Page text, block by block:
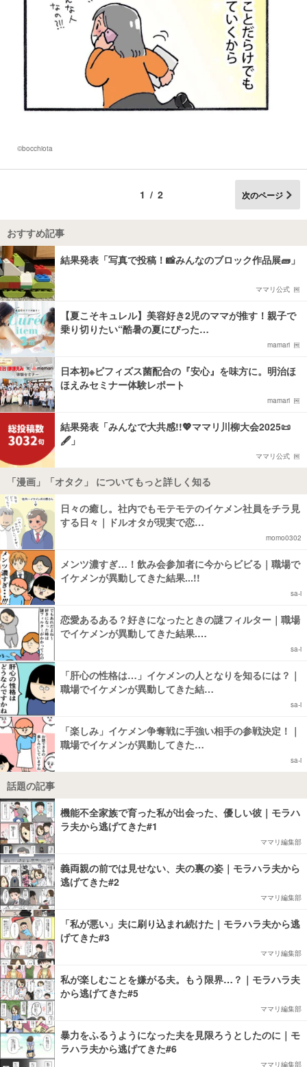
©bocchiota
1/2 次のページ
おすすめ記事
結果発表「写真で投稿！📸みんなのブロック作品展🧱」
ママリ公式
【夏こそキュレル】美容好き2児のママが推す！親子で
乗り切りたい“酷暑の夏にぴった…
mamari
日本初※ビフィズス菌配合の『安心』を味方に。明治ほ
ほえみセミナー体験レポート
mamari
結果発表「みんなで大共感!!💖ママリ川柳大会2025📜
🖋️」
ママリ公式
「漫画」「オタク」 についてもっと詳しく知る
日々の癒し。社内でもモテモテのイケメン社員をチラ見
する日々｜ドルオタが現実で恋…
momo0302
メンツ濃すぎ…！飲み会参加者に今からビビる｜職場で
イケメンが異動してきた結果...!!
sa-i
恋愛あるある？好きになったときの謎フィルター｜職場
でイケメンが異動してきた結果.…
sa-i
「肝心の性格は…」イケメンの人となりを知るには？｜
職場でイケメンが異動してきた結…
sa-i
「楽しみ」イケメン争奪戦に手強い相手の参戦決定！｜
職場でイケメンが異動してきた…
sa-i
話題の記事
機能不全家族で育った私が出会った、優しい彼｜モラハ
ラ夫から逃げてきた#1
ママリ編集部
義両親の前では見せない、夫の裏の姿｜モラハラ夫から
逃げてきた#2
ママリ編集部
「私が悪い」夫に刷り込まれ続けた｜モラハラ夫から逃
げてきた#3
ママリ編集部
私が楽しむことを嫌がる夫。もう限界…？｜モラハラ夫
から逃げてきた#5
ママリ編集部
暴力をふるうようになった夫を見限ろうとしたのに｜モ
ラハラ夫から逃げてきた#6
ママリ編集部